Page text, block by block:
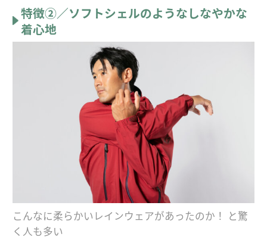
特徴②／ソフトシェルのようなしなやかな
着心地
こんなに柔らかいレインウェアがあったのか！ と驚
く人も多い